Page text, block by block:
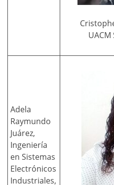
Adela
Raymundo
Juárez,
Ingeniería
en Sistemas
Electrónicos
Industriales,